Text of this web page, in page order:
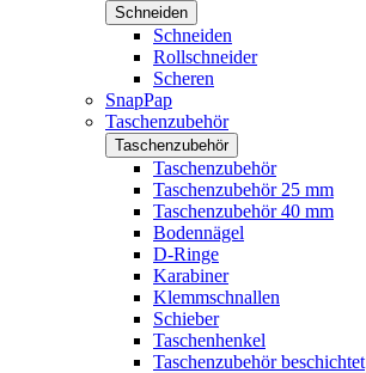
Schneiden
Schneiden
Rollschneider
Scheren
SnapPap
Taschenzubehör
Taschenzubehör
Taschenzubehör
Taschenzubehör 25 mm
Taschenzubehör 40 mm
Bodennägel
D-Ringe
Karabiner
Klemmschnallen
Schieber
Taschenhenkel
Taschenzubehör beschichtet